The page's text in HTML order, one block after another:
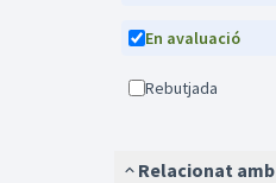
En avaluació
Rebutjada
Relacionat amb